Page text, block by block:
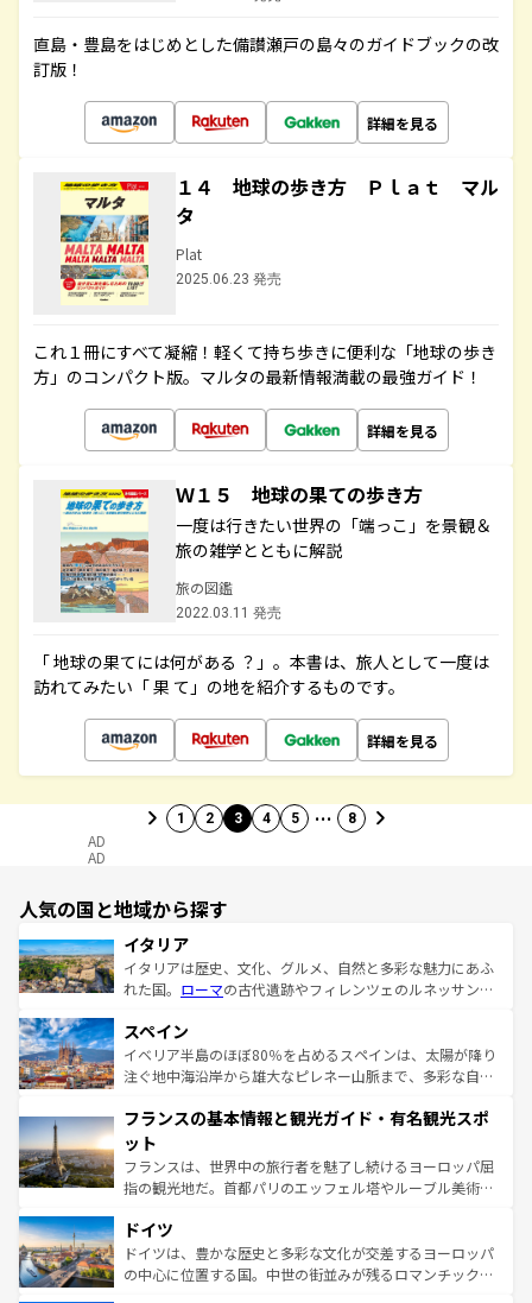
直島・豊島をはじめとした備讃瀬戸の島々のガイドブックの改
訂版！
詳細を見る
１４ 地球の歩き方 Ｐｌａｔ マル
タ
Plat
2025.06.23 発売
これ１冊にすべて凝縮！軽くて持ち歩きに便利な「地球の歩き
方」のコンパクト版。マルタの最新情報満載の最強ガイド！
詳細を見る
Ｗ１５ 地球の果ての歩き方
一度は行きたい世界の「端っこ」を景観＆
旅の雑学とともに解説
旅の図鑑
2022.03.11 発売
「 地球の果てには何がある ？」。本書は、旅人として一度は
訪れてみたい「 果 て」の地を紹介するものです。
詳細を見る
1 2 3 4 5 … 8
AD
AD
人気の国と地域から探す
イタリア
イタリアは歴史、文化、グルメ、自然と多彩な魅力にあふ
れた国。 ローマの古代遺跡やフィレンツェのルネッサンス
ろん、トスカーナの美しい田園風景やアマルフィ海岸の絶
景など、自然景観も見逃せない。観光の合間には、本場の
ピザやパスタなど、絶品のイタリア料理を堪能することも
ませてくれるイタリアで、忘れられない旅をしてみよう！
なお、新着のイタリア情報は
しい。
スペイン
イベリア半島のほぼ80％を占めるスペインは、太陽が降り
注ぐ地中海沿岸から雄大なピレネー山脈まで、多彩な自然
文化が根付くこの国では、情熱的なフラメンコ、熱気あふ
れる闘牛、そして美味しいタパスが生活の一部となってい
る。首都マドリードの洗練された雰囲気や、バルセロナの
アートに溢れた街角から、地方では古代ローマ遺跡や中世
せる。地方によって風土や気候が異なるスペインはその個
性で訪れる人を魅了する。 なお、新着のスペイン情報は コ
ンテンツ一覧を参照してほしい。
フランスの基本情報と観光ガイド・有名観光スポ
ット
フランスは、世界中の旅行者を魅了し続けるヨーロッパ屈
指の観光地だ。首都パリのエッフェル塔やルーブル美術館
で、幅広い魅力が詰まっている。華麗な宮殿、歴史的な大
聖堂、美しいビーチ、そして豊かな自然が、訪れる者を心
から魅了する。また、フランスは美食の国としても知ら
ドイツ
ドイツは、豊かな歴史と多彩な文化が交差するヨーロッパ
の中心に位置する国。中世の街並みが残るロマンチック街